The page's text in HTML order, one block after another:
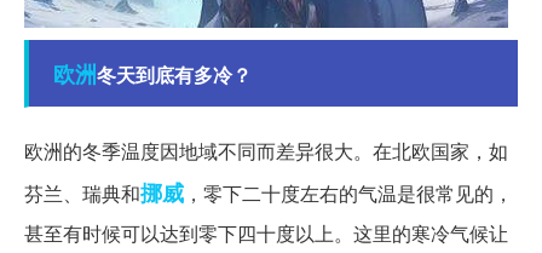
欧洲冬天到底有多冷？
欧洲的冬季温度因地域不同而差异很大。在北欧国家，如
芬兰、瑞典和挪威 ，零下二十度左右的气温是很常见的，
甚至有时候可以达到零下四十度以上。这里的寒冷气候让